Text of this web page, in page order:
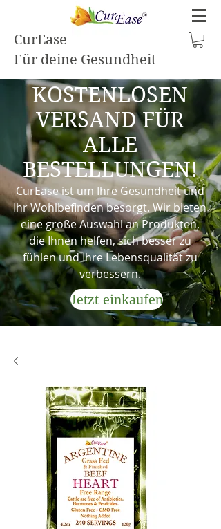
CurEase
Für deine Gesundheit
KOSTENLOSEN
VERSAND FÜR
ALLE
BESTELLUNGEN!
CurEase ist um Ihre Gesundheit und
Ihr Wohlbefinden besorgt. Wir bieten
eine große Auswahl an Produkten,
die Ihnen helfen, sich besser zu
fühlen und Ihre Lebensqualität zu
verbessern.
Jetzt einkaufen